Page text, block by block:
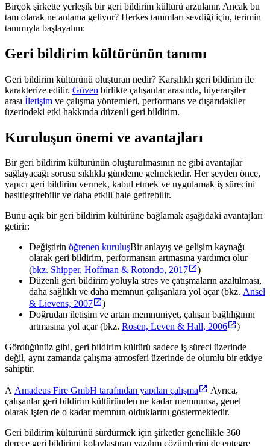
Birçok şirkette yerleşik bir geri bildirim kültürü arzulanır. Ancak bu
tam olarak ne anlama geliyor? Herkes tanımları sevdiği için, terimin
tanımıyla başlayalım:
Geri bildirim kültürünün tanımı
Geri bildirim kültürünü oluşturan nedir? Karşılıklı geri bildirim ile
karakterize edilir. Güven birlikte çalışanlar arasında, hiyerarşiler
arası İletişim ve çalışma yöntemleri, performans ve dışarıdakiler
üzerindeki etki hakkında düzenli geri bildirim.
Kuruluşun önemi ve avantajları
Bir geri bildirim kültürünün oluşturulmasının ne gibi avantajlar
sağlayacağı sorusu sıklıkla gündeme gelmektedir. Her şeyden önce,
yapıcı geri bildirim vermek, kabul etmek ve uygulamak iş sürecini
basitleştirebilir ve daha etkili hale getirebilir.
Bunu açık bir geri bildirim kültürüne bağlamak aşağıdaki avantajları
getirir:
Değiştirin öğrenen kuruluşBir anlayış ve gelişim kaynağı
olarak geri bildirim, performansın artmasına yardımcı olur
(bkz. Shipper, Hoffman & Rotondo, 2017
)
Düzenli geri bildirim yoluyla stres ve çatışmaların azaltılması,
daha sağlıklı ve daha memnun çalışanlara yol açar (bkz. Ansel
& Lievens, 2007
)
Doğrudan iletişim ve artan memnuniyet, çalışan bağlılığının
artmasına yol açar (bkz. Rosen, Leven & Hall, 2006
)
Gördüğünüz gibi, geri bildirim kültürü sadece iş süreci üzerinde
değil, aynı zamanda çalışma atmosferi üzerinde de olumlu bir etkiye
sahiptir.
A Amadeus Fire GmbH tarafından yapılan çalışma
Ayrıca,
çalışanlar geri bildirim kültüründen ne kadar memnunsa, genel
olarak işten de o kadar memnun olduklarını göstermektedir.
Geri bildirim kültürünü sürdürmek için şirketler genellikle 360
derece geri bildirimi kolaylaştıran yazılım çözümlerini de entegre